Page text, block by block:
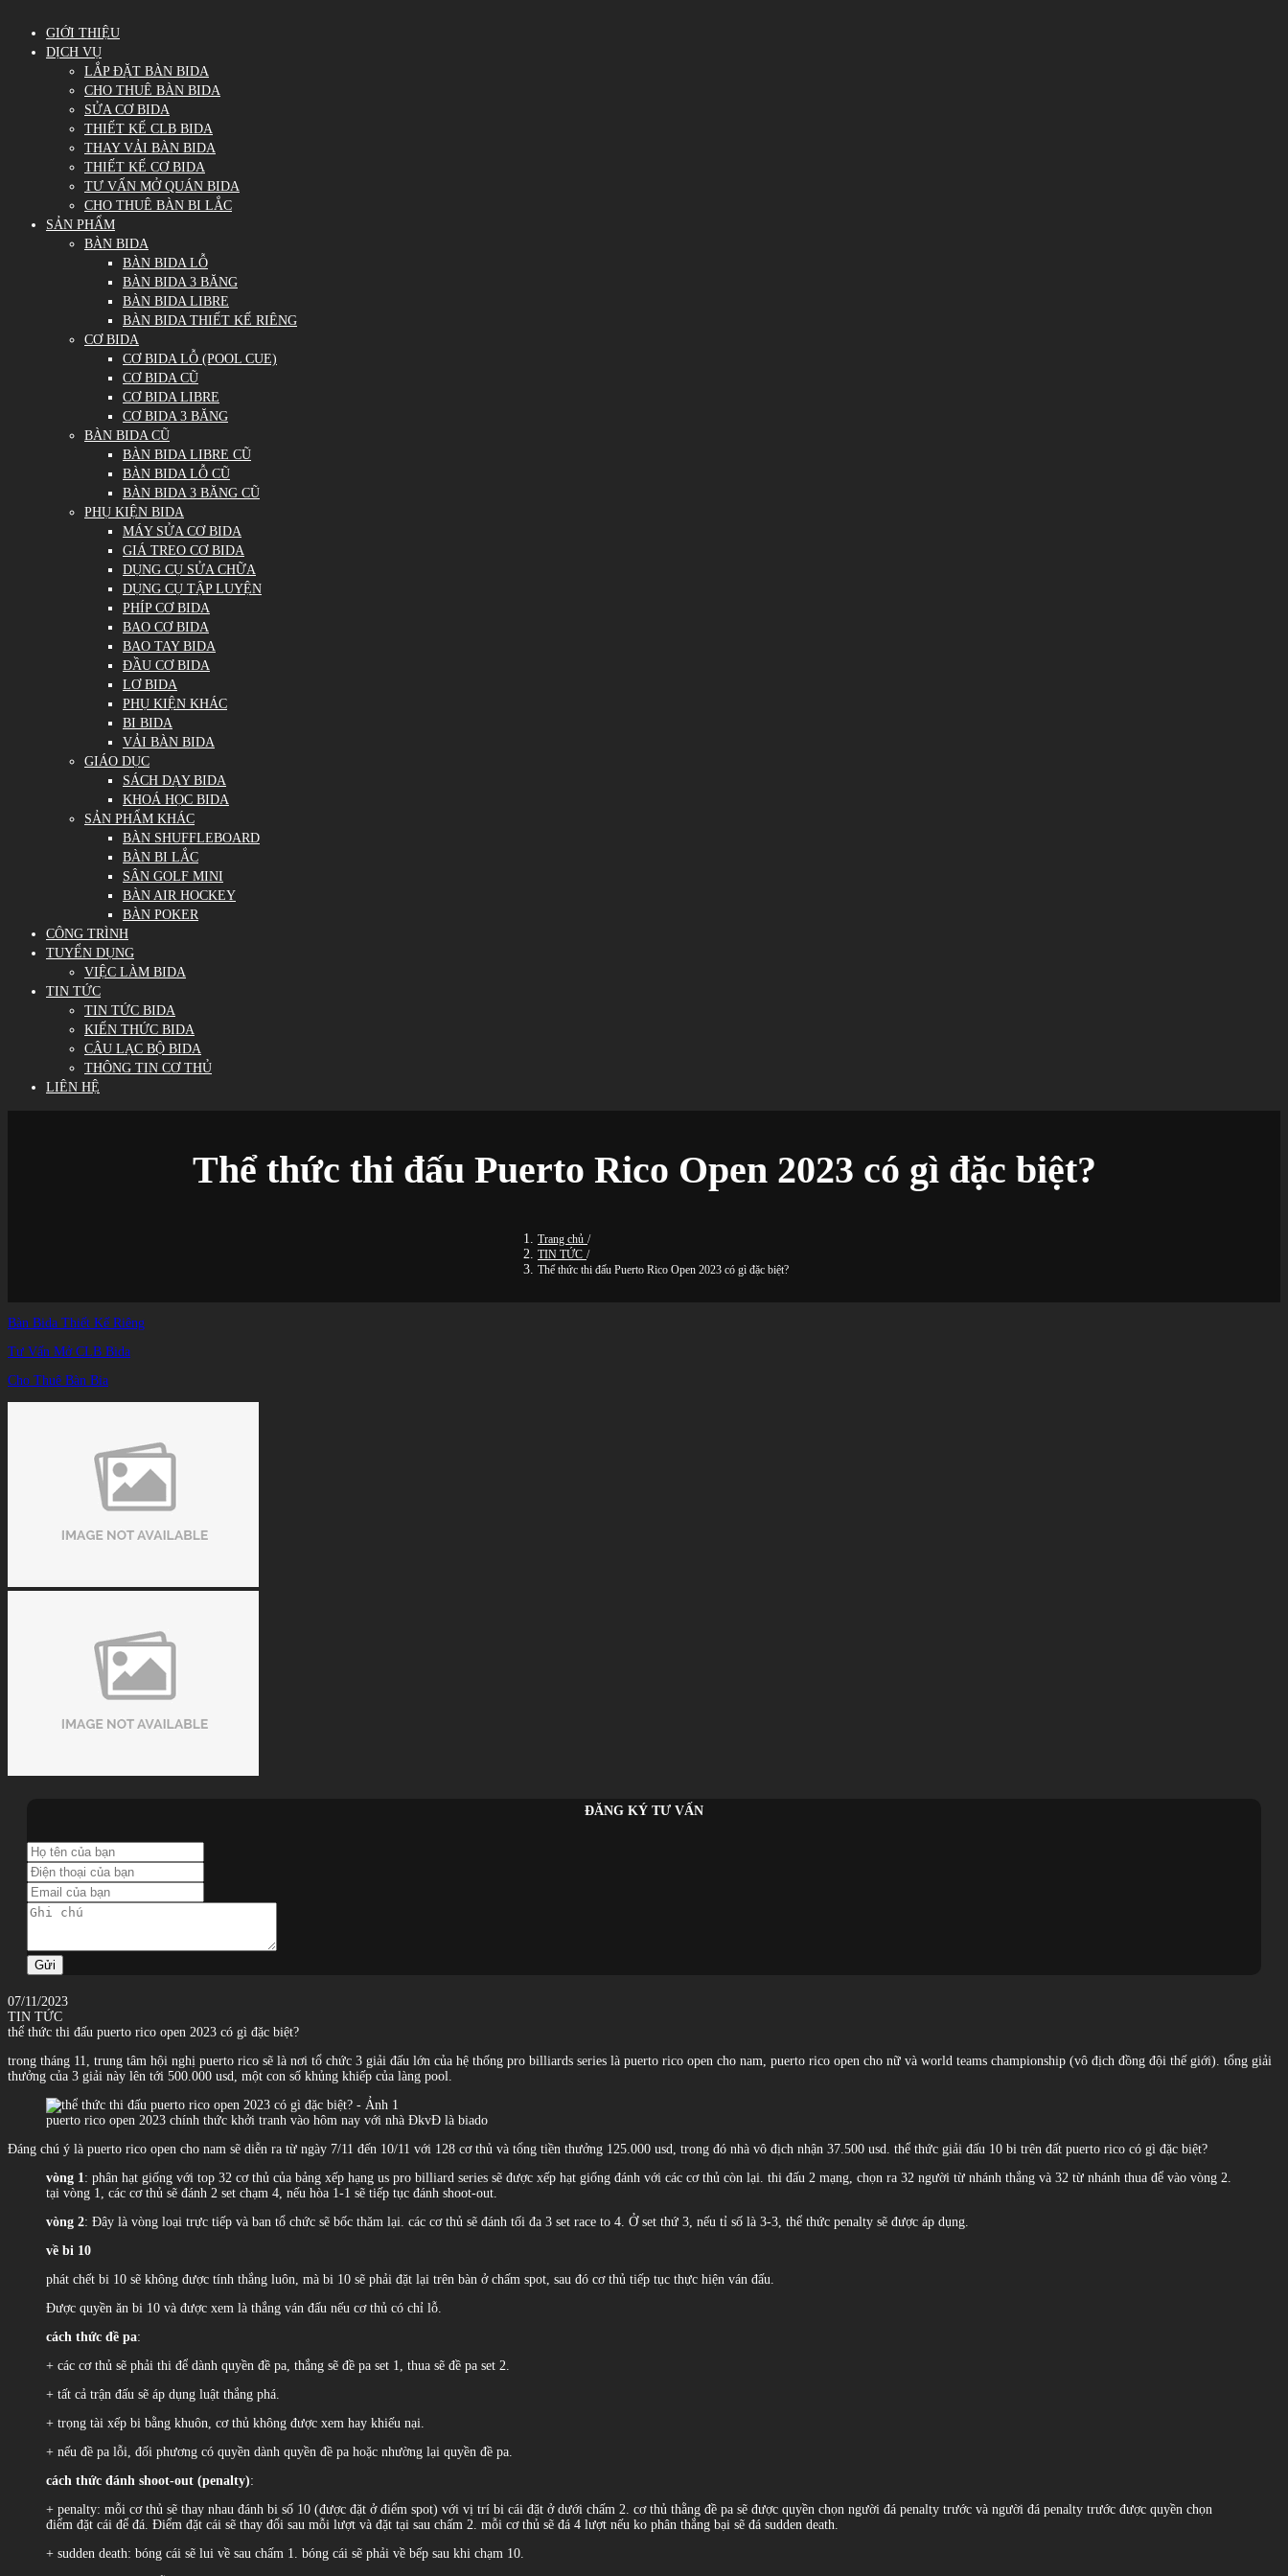
GIỚI THIỆU
DỊCH VỤ
LẮP ĐẶT BÀN BIDA
CHO THUÊ BÀN BIDA
SỬA CƠ BIDA
THIẾT KẾ CLB BIDA
THAY VẢI BÀN BIDA
THIẾT KẾ CƠ BIDA
TƯ VẤN MỞ QUÁN BIDA
CHO THUÊ BÀN BI LẮC
SẢN PHẨM
BÀN BIDA
BÀN BIDA LỖ
BÀN BIDA 3 BĂNG
BÀN BIDA LIBRE
BÀN BIDA THIẾT KẾ RIÊNG
CƠ BIDA
CƠ BIDA LỖ (POOL CUE)
CƠ BIDA CŨ
CƠ BIDA LIBRE
CƠ BIDA 3 BĂNG
BÀN BIDA CŨ
BÀN BIDA LIBRE CŨ
BÀN BIDA LỖ CŨ
BÀN BIDA 3 BĂNG CŨ
PHỤ KIỆN BIDA
MÁY SỬA CƠ BIDA
GIÁ TREO CƠ BIDA
DỤNG CỤ SỬA CHỮA
DỤNG CỤ TẬP LUYỆN
PHÍP CƠ BIDA
BAO CƠ BIDA
BAO TAY BIDA
ĐẦU CƠ BIDA
LƠ BIDA
PHỤ KIỆN KHÁC
BI BIDA
VẢI BÀN BIDA
GIÁO DỤC
SÁCH DẠY BIDA
KHOÁ HỌC BIDA
SẢN PHẨM KHÁC
BÀN SHUFFLEBOARD
BÀN BI LẮC
SÂN GOLF MINI
BÀN AIR HOCKEY
BÀN POKER
CÔNG TRÌNH
TUYỂN DỤNG
VIỆC LÀM BIDA
TIN TỨC
TIN TỨC BIDA
KIẾN THỨC BIDA
CÂU LẠC BỘ BIDA
THÔNG TIN CƠ THỦ
LIÊN HỆ
Thể thức thi đấu Puerto Rico Open 2023 có gì đặc biệt?
Trang chủ /
TIN TỨC /
Thể thức thi đấu Puerto Rico Open 2023 có gì đặc biệt?
Bàn Bida Thiết Kế Riêng
Tư Vấn Mở CLB Bida
Cho Thuê Bàn Bia
ĐĂNG KÝ TƯ VẤN
Gửi
07/11/2023
TIN TỨC
thể thức thi đấu puerto rico open 2023 có gì đặc biệt?
trong tháng 11, trung tâm hội nghị puerto rico sẽ là nơi tổ chức 3 giải đấu lớn của hệ thống pro billiards series là puerto rico open cho nam, puerto rico open cho nữ và world teams championship (vô địch đồng đội thế giới). tổng giải
thưởng của 3 giải này lên tới 500.000 usd, một con số khủng khiếp của làng pool.
puerto rico open 2023 chính thức khởi tranh vào hôm nay với nhà ĐkvĐ là biado
Đáng chú ý là puerto rico open cho nam sẽ diễn ra từ ngày 7/11 đến 10/11 với 128 cơ thủ và tổng tiền thưởng 125.000 usd, trong đó nhà vô địch nhận 37.500 usd. thể thức giải đấu 10 bi trên đất puerto rico có gì đặc biệt?
vòng 1 : phân hạt giống với top 32 cơ thủ của bảng xếp hạng us pro billiard series sẽ được xếp hạt giống đánh với các cơ thủ còn lại. thi đấu 2 mạng, chọn ra 32 người từ nhánh thắng và 32 từ nhánh thua để vào vòng 2.
tại vòng 1, các cơ thủ sẽ đánh 2 set chạm 4, nếu hòa 1-1 sẽ tiếp tục đánh shoot-out.
vòng 2: Đây là vòng loại trực tiếp và ban tổ chức sẽ bốc thăm lại. các cơ thủ sẽ đánh tối đa 3 set race to 4. Ở set thứ 3, nếu tỉ số là 3-3, thể thức penalty sẽ được áp dụng.
về bi 10
phát chết bi 10 sẽ không được tính thắng luôn, mà bi 10 sẽ phải đặt lại trên bàn ở chấm spot, sau đó cơ thủ tiếp tục thực hiện ván đấu.
Được quyền ăn bi 10 và được xem là thắng ván đấu nếu cơ thủ có chỉ lỗ.
cách thức đề pa:
+ các cơ thủ sẽ phải thi để dành quyền đề pa, thắng sẽ đề pa set 1, thua sẽ đề pa set 2.
+ tất cả trận đấu sẽ áp dụng luật thắng phá.
+ trọng tài xếp bi bằng khuôn, cơ thủ không được xem hay khiếu nại.
+ nếu đề pa lỗi, đối phương có quyền dành quyền đề pa hoặc nhường lại quyền đề pa.
cách thức đánh shoot-out (penalty):
+ penalty: mỗi cơ thủ sẽ thay nhau đánh bi số 10 (được đặt ở điểm spot) với vị trí bi cái đặt ở dưới chấm 2. cơ thủ thằng đề pa sẽ được quyền chọn người đá penalty trước và người đá penalty trước được quyền chọn
điểm đặt cái để đá. Điểm đặt cái sẽ thay đổi sau mỗi lượt và đặt tại sau chấm 2. mỗi cơ thủ sẽ đá 4 lượt nếu ko phân thắng bại sẽ đá sudden death.
+ sudden death: bóng cái sẽ lui về sau chấm 1. bóng cái sẽ phải về bếp sau khi chạm 10.